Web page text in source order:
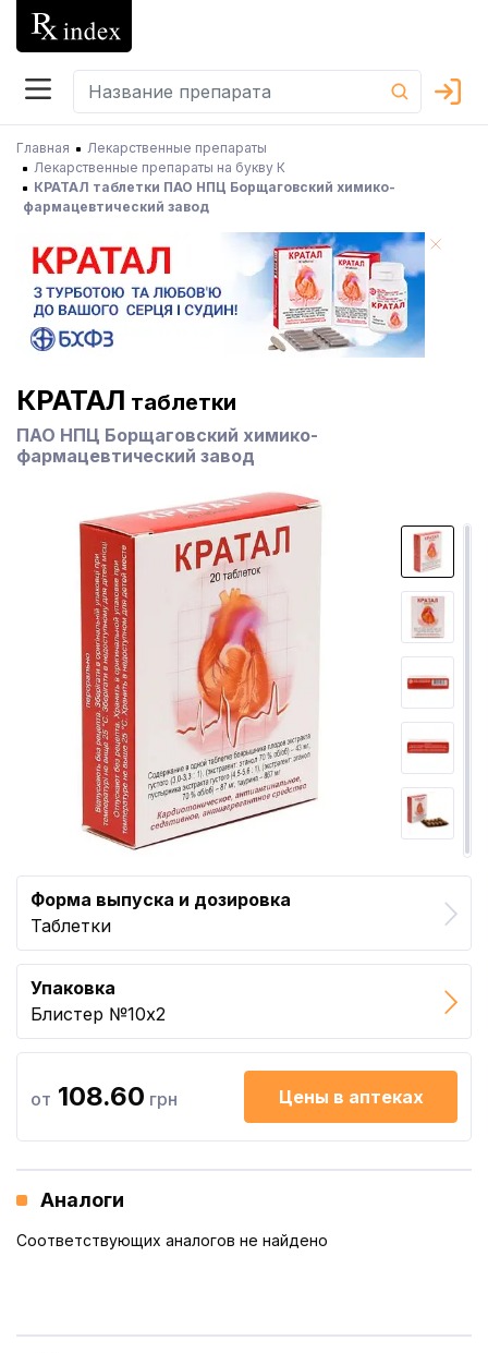
Главная
Лекарственные препараты
Лекарственные препараты на букву К
КРАТАЛ таблетки ПАО НПЦ Борщаговский химико-
фармацевтический завод
КРАТАЛ таблетки
ПАО НПЦ Борщаговский химико-
фармацевтический завод
Форма выпуска и дозировка
Таблетки
Упаковка
Блистер №10x2
от 108.60 грн Цены в аптеках
Аналоги
Соответствующих аналогов не найдено